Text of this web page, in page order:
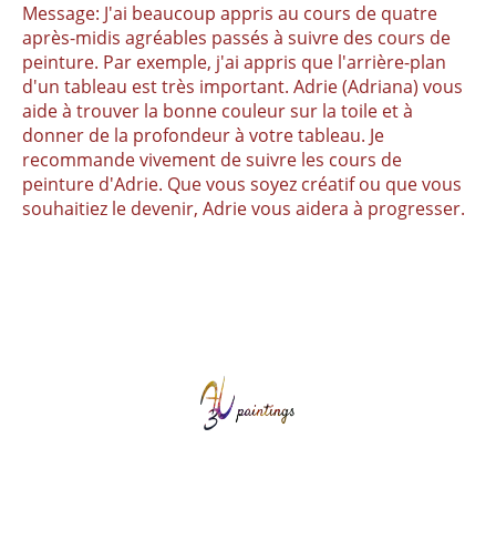
Message: J'ai beaucoup appris au cours de quatre
après-midis agréables passés à suivre des cours de
peinture. Par exemple, j'ai appris que l'arrière-plan
d'un tableau est très important. Adrie (Adriana) vous
aide à trouver la bonne couleur sur la toile et à
donner de la profondeur à votre tableau. Je
recommande vivement de suivre les cours de
peinture d'Adrie. Que vous soyez créatif ou que vous
souhaitiez le devenir, Adrie vous aidera à progresser.